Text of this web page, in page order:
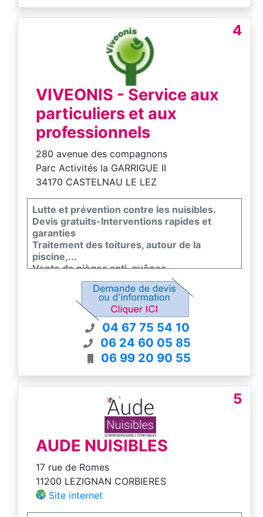
4
VIVEONIS - Service aux
particuliers et aux
professionnels
280 avenue des compagnons
Parc Activités la GARRIGUE II
34170 CASTELNAU LE LEZ
Lutte et prévention contre les nuisibles.
Devis gratuits-Interventions rapides et
garanties
Traitement des toitures, autour de la
piscine,...
Vente de pièges anti-guêpes
Commandez aussi sur viveonis-boutique.fr
04 67 75 54 10
06 24 60 05 85
06 99 20 90 55
5
AUDE NUISIBLES
17 rue de Romes
11200 LEZIGNAN CORBIERES
Site internet